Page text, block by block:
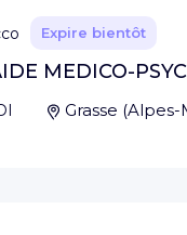
Expire bientôt
MEDICO-
Grasse (Alpes-